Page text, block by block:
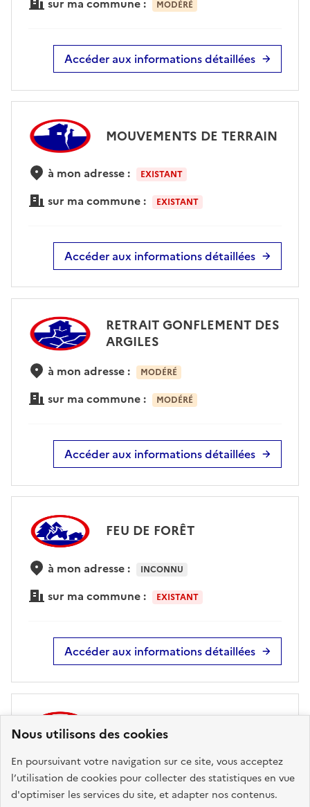
Nous utilisons des cookies
En poursuivant votre navigation sur ce site, vous acceptez
l’utilisation de cookies pour collecter des statistiques en vue
d'optimiser les services du site, et adapter nos contenus.
MODÉRÉ
Accéder aux informations détaillées
MOUVEMENTS DE TERRAIN
à mon adresse : EXISTANT
sur ma commune : EXISTANT
Accéder aux informations détaillées
RETRAIT GONFLEMENT DES
ARGILES
à mon adresse : MODÉRÉ
sur ma commune : MODÉRÉ
Accéder aux informations détaillées
FEU DE FORÊT
à mon adresse : INCONNU
sur ma commune : EXISTANT
Accéder aux informations détaillées
RADON
à mon adresse : FAIBLE
sur ma commune : FAIBLE